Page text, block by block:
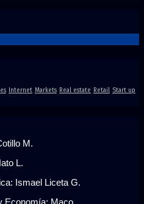
Internet Markets Real estate Retail Start up
M.
L.
Ismael Liceta G.